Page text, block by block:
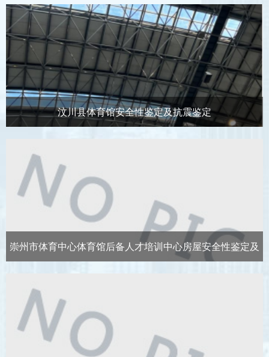
汶川县体育馆安全性鉴定及抗震鉴定
崇州市体育中心体育馆后备人才培训中心房屋安全性鉴定及